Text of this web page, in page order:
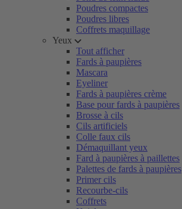
Poudres compactes
Poudres libres
Coffrets maquillage
Yeux
Tout afficher
Fards à paupières
Mascara
Eyeliner
Fards à paupières crème
Base pour fards à paupières
Brosse à cils
Cils artificiels
Colle faux cils
Démaquillant yeux
Fard à paupières à paillettes
Palettes de fards à paupières
Primer cils
Recourbe-cils
Coffrets